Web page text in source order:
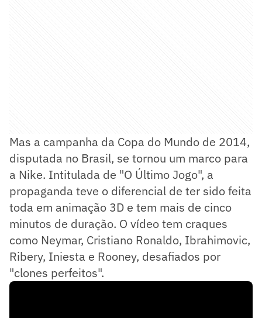
Mas a campanha da Copa do Mundo de 2014,
disputada no Brasil, se tornou um marco para
a Nike. Intitulada de "O Último Jogo", a
propaganda teve o diferencial de ter sido feita
toda em animação 3D e tem mais de cinco
minutos de duração. O vídeo tem craques
como Neymar, Cristiano Ronaldo, Ibrahimovic,
Ribery, Iniesta e Rooney, desafiados por
"clones perfeitos".